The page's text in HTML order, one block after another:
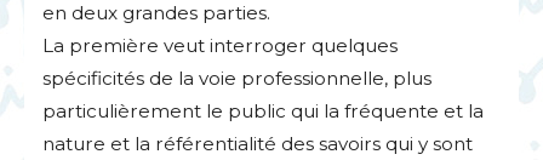
en deux grandes parties.
La première veut interroger quelques
spécificités de la voie professionnelle, plus
particulièrement le public qui la fréquente et la
nature et la référentialité des savoirs qui y sont